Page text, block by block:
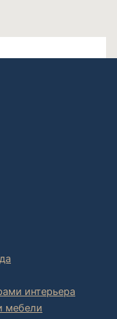
интерьера
мебели
в наличии